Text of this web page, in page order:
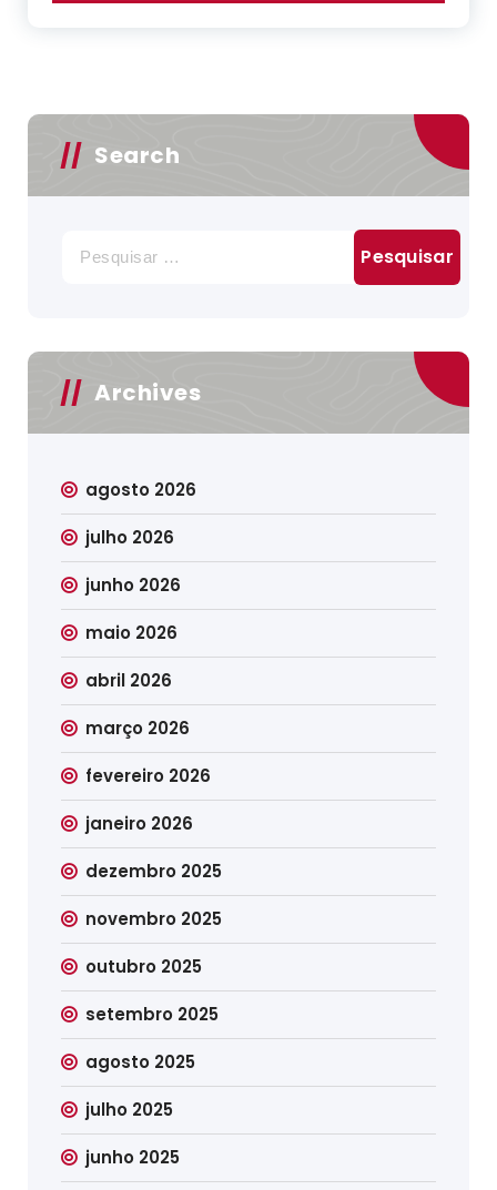
Search
por:
Archives
agosto 2026
julho 2026
junho 2026
maio 2026
abril 2026
março 2026
fevereiro 2026
janeiro 2026
dezembro 2025
novembro 2025
outubro 2025
setembro 2025
agosto 2025
julho 2025
junho 2025